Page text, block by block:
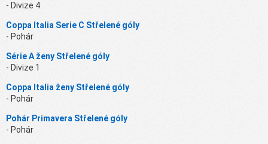
- Divize 4
Coppa Italia Serie C Střelené góly
- Pohár
Série A ženy Střelené góly
- Divize 1
Coppa Italia ženy Střelené góly
- Pohár
Pohár Primavera Střelené góly
- Pohár